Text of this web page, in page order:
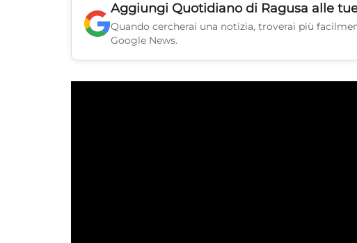
Aggiungi Quotidiano di Ragusa alle
Quando cercherai una notizia, troverai più
Google News.